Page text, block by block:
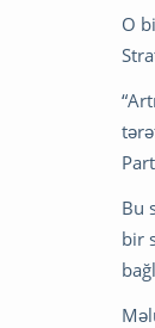
O
Bu
bir